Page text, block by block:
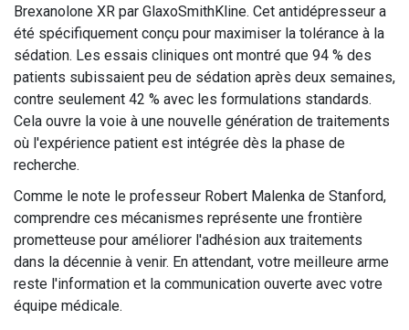
Brexanolone XR par GlaxoSmithKline. Cet antidépresseur a
été spécifiquement conçu pour maximiser la tolérance à la
sédation. Les essais cliniques ont montré que 94 % des
patients subissaient peu de sédation après deux semaines,
contre seulement 42 % avec les formulations standards.
Cela ouvre la voie à une nouvelle génération de traitements
où l'expérience patient est intégrée dès la phase de
recherche.
Comme le note le professeur Robert Malenka de Stanford,
comprendre ces mécanismes représente une frontière
prometteuse pour améliorer l'adhésion aux traitements
dans la décennie à venir. En attendant, votre meilleure arme
reste l'information et la communication ouverte avec votre
équipe médicale.